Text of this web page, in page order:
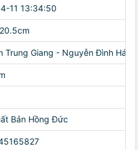
11 13:34:50
Trung Giang - Nguyễn Đình Hách
Bản Hồng Đức